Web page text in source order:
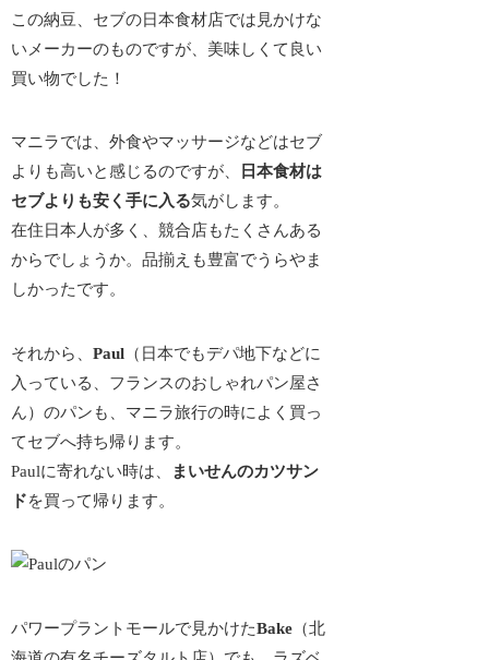
この納豆、セブの日本食材店では見かけな
いメーカーのものですが、美味しくて良い
買い物でした！
マニラでは、外食やマッサージなどはセブ
よりも高いと感じるのですが、
日本食材は
セブよりも安く手に入る気がします。
在住日本人が多く、競合店もたくさんある
からでしょうか。品揃えも豊富でうらやま
しかったです。
それから、Paul （日本でもデパ地下などに
入っている、フランスのおしゃれパン屋さ
ん）のパンも、マニラ旅行の時によく買っ
てセブへ持ち帰ります。
Paulに寄れない時は、
まいせんのカツサン
ドを買って帰ります。
パワープラントモールで見かけたBake （北